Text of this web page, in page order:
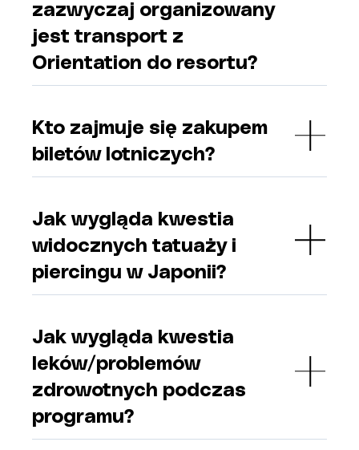
zazwyczaj organizowany
jest transport z
Orientation do resortu?
Kto zajmuje się zakupem
biletów lotniczych?
Jak wygląda kwestia
widocznych tatuaży i
piercingu w Japonii?
Jak wygląda kwestia
leków/problemów
zdrowotnych podczas
programu?